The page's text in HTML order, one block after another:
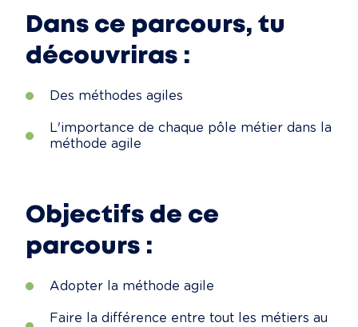
Dans ce parcours, tu
découvriras :
Des méthodes agiles
L'importance de chaque pôle métier dans la
méthode agile
Objectifs de ce
parcours :
Adopter la méthode agile
Faire la différence entre tout les métiers au